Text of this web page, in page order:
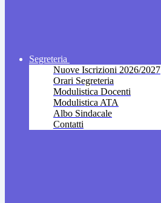
Segreteria
Nuove Iscrizioni 2026/2027
Orari Segreteria
Modulistica Docenti
Modulistica ATA
Albo Sindacale
Contatti